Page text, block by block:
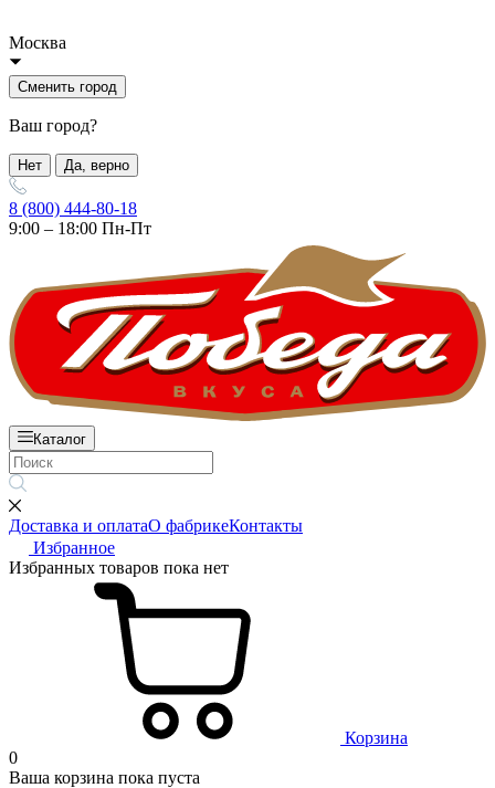
Москва
Сменить город
Ваш город?
Нет Да, верно
8 (800) 444-80-18
9:00 – 18:00 Пн-Пт
Каталог
Доставка и оплатаО фабрикеКонтакты
Избранное
Избранных товаров пока нет
Корзина
0
Ваша корзина пока пуста